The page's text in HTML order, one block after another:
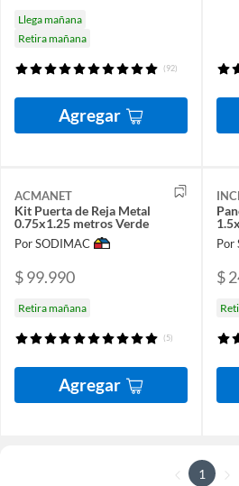
Llega mañana
Retira mañana
(92)
Agregar
ACMANET
Kit Puerta de Reja Metal
0.75x1.25 metros Verde
Por SODIMAC
$ 99.990
Retira mañana
(5)
Agregar
Por
$
1